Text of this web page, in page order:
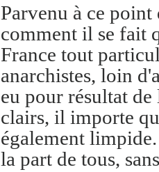
Parvenu à ce
comment il se fait
France tout
anarchistes, loin
eu pour résultat
clairs, il importe
également
la part de tous,